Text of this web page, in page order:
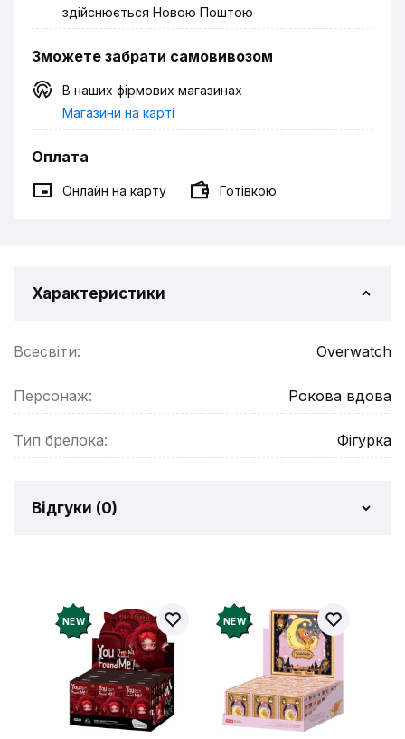
здійснюється Новою Поштою
Зможете забрати самовивозом
В наших фірмових магазинах
Магазини на карті
Оплата
Онлайн на карту Готівкою
Характеристики
Всесвіти: Overwatch
Персонаж: Рокова вдова
Тип брелока: Фігурка
Відгуки (0)
Додайте відгук і отримайте 50 грн на свій
рахунок
Залишити відгук
NEW NEW